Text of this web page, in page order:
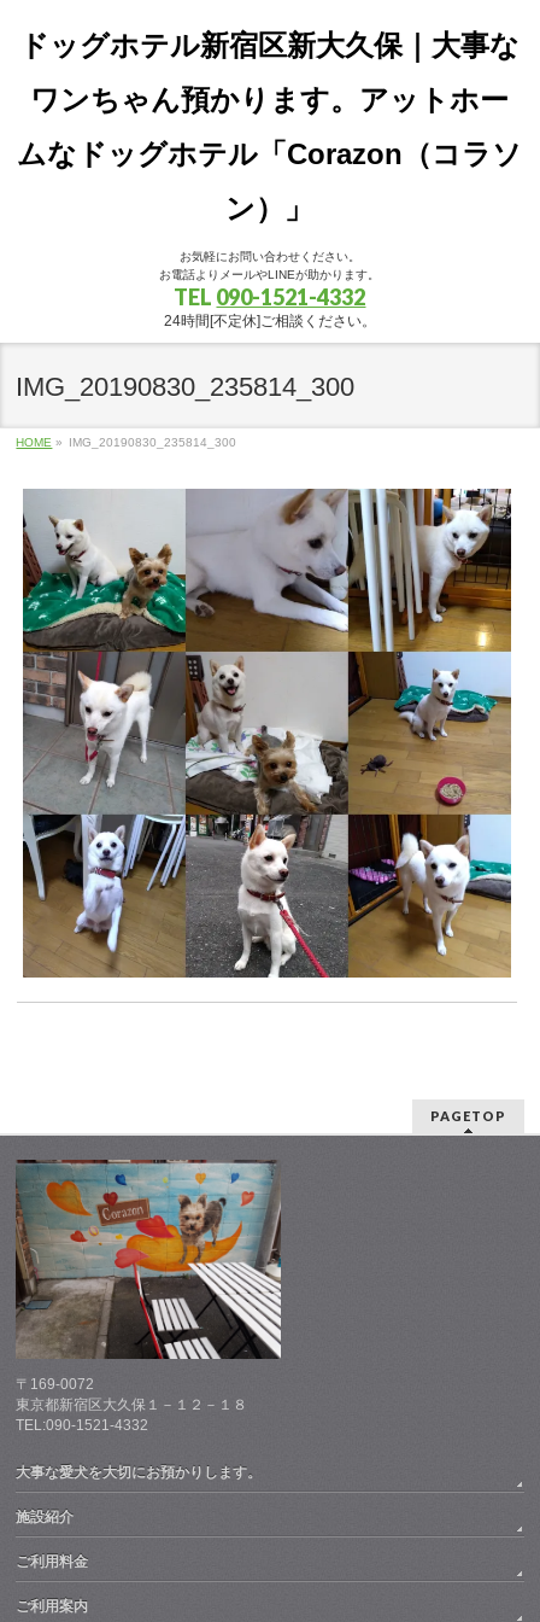
ドッグホテル新宿区新大久保｜大事な
ワンちゃん預かります。アットホー
ムなドッグホテル「Corazon（コラソ
ン）」
お気軽にお問い合わせください。
お電話よりメールやLINEが助かります。
TEL 090-1521-4332
24時間[不定休]ご相談ください。
IMG_20190830_235814_300
HOME » IMG_20190830_235814_300
PAGETOP
〒169-0072
東京都新宿区大久保１－１２－１８
TEL:090-1521-4332
大事な愛犬を大切にお預かりします。
施設紹介
ご利用料金
ご利用案内